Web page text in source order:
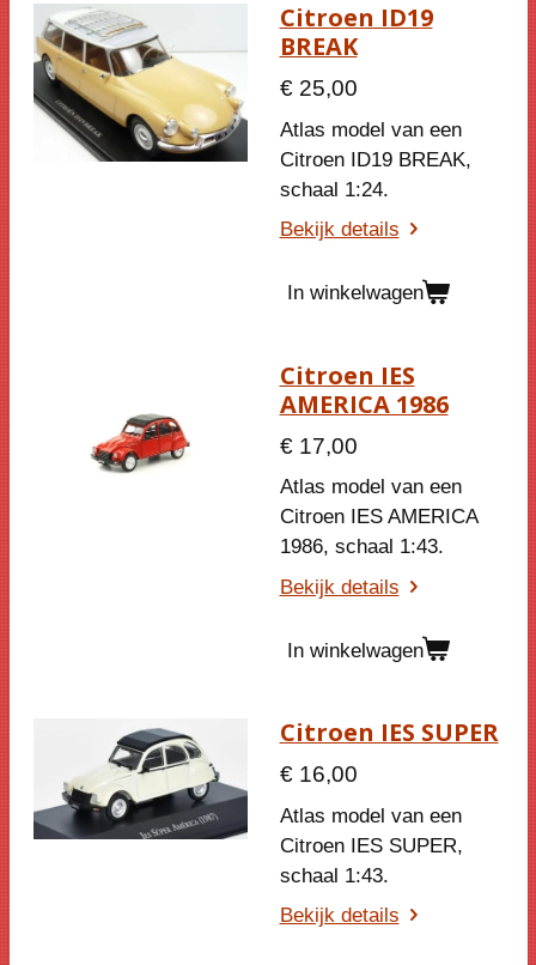
Citroen ID19
BREAK
€ 25,00
Atlas model van een
Citroen ID19 BREAK,
schaal 1:24.
Bekijk details
In winkelwagen
Citroen IES
AMERICA 1986
€ 17,00
Atlas model van een
Citroen IES AMERICA
1986, schaal 1:43.
Bekijk details
In winkelwagen
Citroen IES SUPER
€ 16,00
Atlas model van een
Citroen IES SUPER,
schaal 1:43.
Bekijk details